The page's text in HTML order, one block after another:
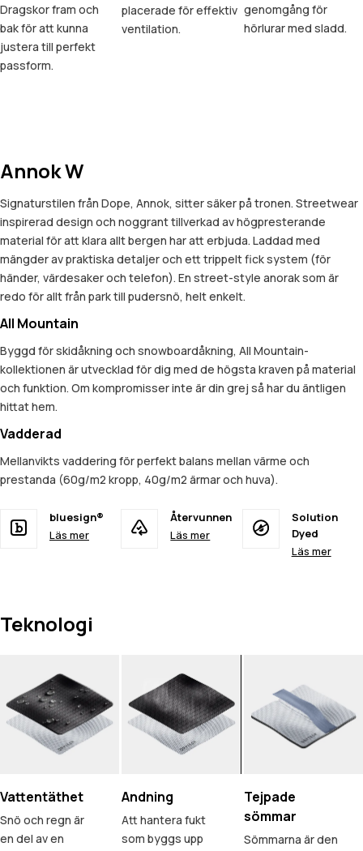
Dragskor fram och
bak för att kunna
justera till perfekt
passform.
placerade för effektiv
ventilation.
genomgång för
hörlurar med sladd.
Annok W
Signaturstilen från Dope, Annok, sitter säker på tronen. Streetwear
inspirerad design och noggrant tillverkad av högpresterande
material för att klara allt bergen har att erbjuda. Laddad med
mängder av praktiska detaljer och ett trippelt fick system (för
händer, värdesaker och telefon). En street-style anorak som är
redo för allt från park till pudersnö, helt enkelt.
All Mountain
Byggd för skidåkning och snowboardåkning, All Mountain-
kollektionen är utvecklad för dig med de högsta kraven på material
och funktion. Om kompromisser inte är din grej så har du äntligen
hittat hem.
Vadderad
Mellanvikts vaddering för perfekt balans mellan värme och
prestanda (60g/m2 kropp, 40g/m2 ärmar och huva).
bluesign®
Läs mer
Återvunnen
Läs mer
Solution
Dyed
Läs mer
Teknologi
Vattentäthet
Snö och regn är
en del av en
Andning
Att hantera fukt
som byggs upp
Tejpade
sömmar
Sömmarna är den